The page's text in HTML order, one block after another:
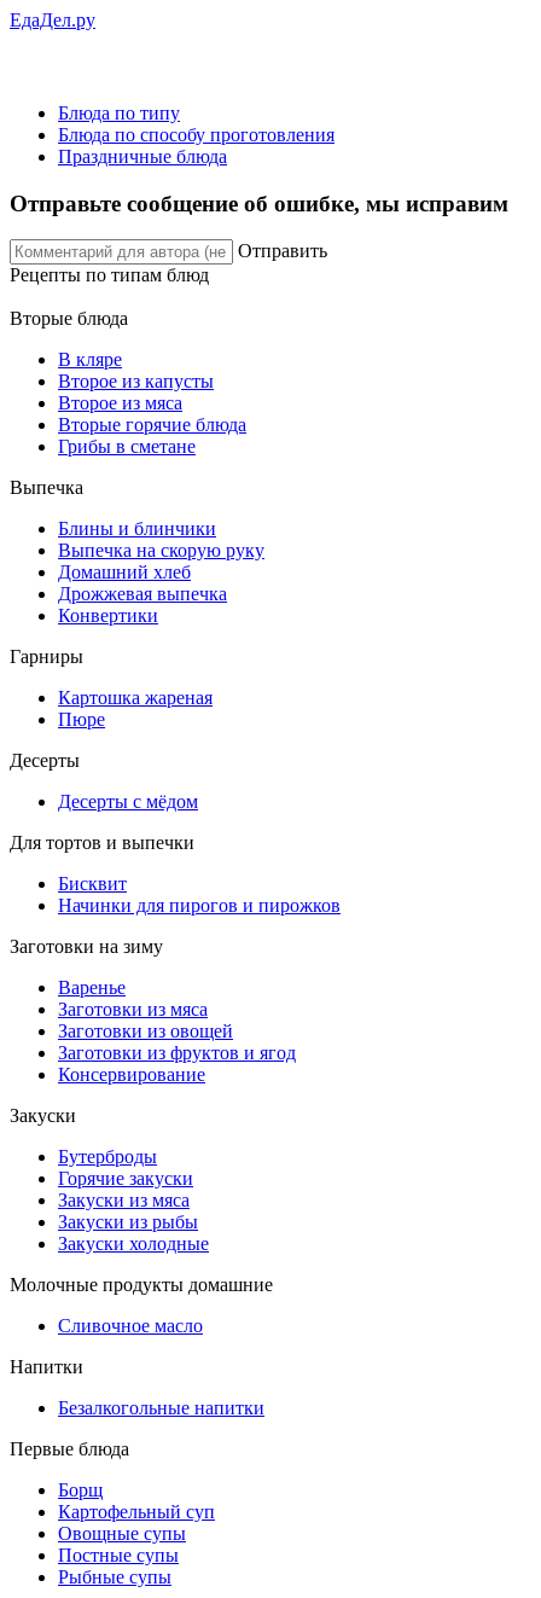
ЕдаДел.ру
Блюда по типу
Блюда по способу проготовления
Праздничные блюда
Отправьте сообщение об ошибке, мы исправим
Отправить
Рецепты по типам блюд
Вторые блюда
В кляре
Второе из капусты
Второе из мяса
Вторые горячие блюда
Грибы в сметане
Выпечка
Блины и блинчики
Выпечка на скорую руку
Домашний хлеб
Дрожжевая выпечка
Конвертики
Гарниры
Картошка жареная
Пюре
Десерты
Десерты с мёдом
Для тортов и выпечки
Бисквит
Начинки для пирогов и пирожков
Заготовки на зиму
Варенье
Заготовки из мяса
Заготовки из овощей
Заготовки из фруктов и ягод
Консервирование
Закуски
Бутерброды
Горячие закуски
Закуски из мяса
Закуски из рыбы
Закуски холодные
Молочные продукты домашние
Сливочное масло
Напитки
Безалкогольные напитки
Первые блюда
Борщ
Картофельный суп
Овощные супы
Постные супы
Рыбные супы